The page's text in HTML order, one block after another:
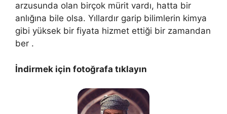
arzusunda olan birçok mürit vardı, hatta bir
anlığına bile olsa. Yıllardır garip bilimlerin kimya
gibi yüksek bir fiyata hizmet ettiği bir zamandan
ber .
İndirmek için fotoğrafa tıklayın